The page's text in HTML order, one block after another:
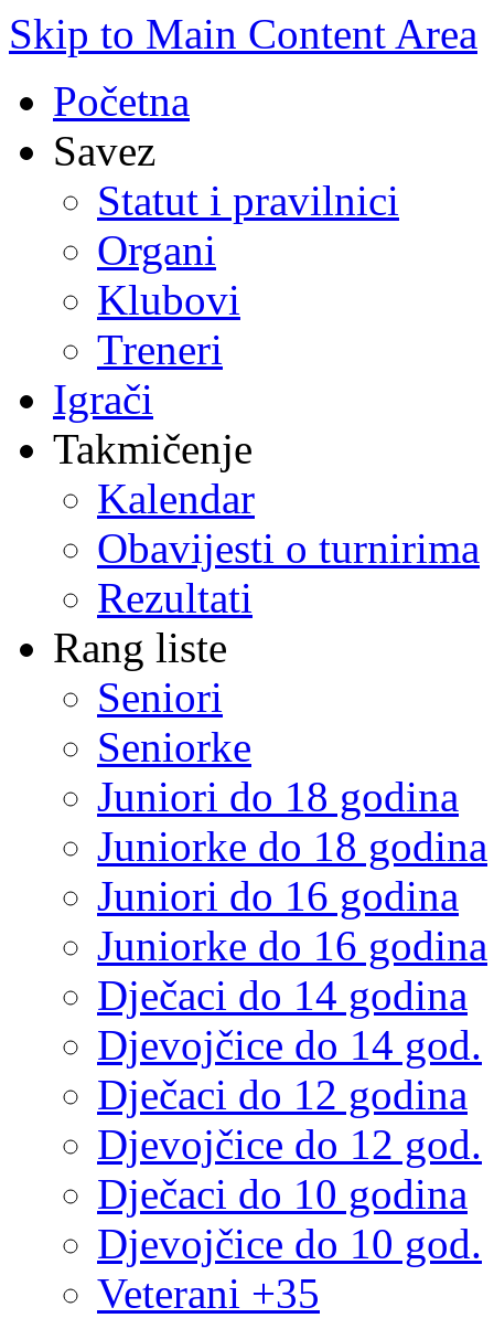
Skip to Main Content Area
Početna
Savez
Statut i pravilnici
Organi
Klubovi
Treneri
Igrači
Takmičenje
Kalendar
Obavijesti o turnirima
Rezultati
Rang liste
Seniori
Seniorke
Juniori do 18 godina
Juniorke do 18 godina
Juniori do 16 godina
Juniorke do 16 godina
Dječaci do 14 godina
Djevojčice do 14 god.
Dječaci do 12 godina
Djevojčice do 12 god.
Dječaci do 10 godina
Djevojčice do 10 god.
Veterani +35